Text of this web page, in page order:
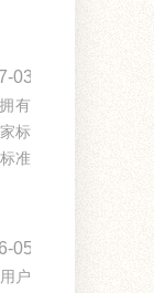
03
有
标
准
05
户